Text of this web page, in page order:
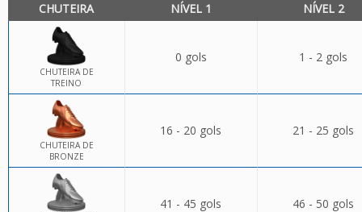
CHUTEIRA NÍVEL 1 NÍVEL 2
CHUTEIRA DE
TREINO
0 gols 1 - 2 gols
CHUTEIRA DE
BRONZE
16 - 20 gols 21 - 25 gols
41 - 45 gols 46 - 50 gols